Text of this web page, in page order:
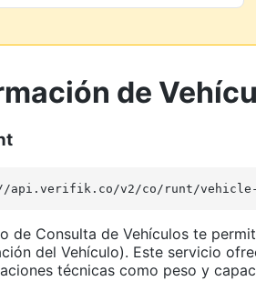
de
api.verifik.co/v2/co/runt/
de Consulta de Vehículos te
del Vehículo). Este servicio
técnicas como peso y